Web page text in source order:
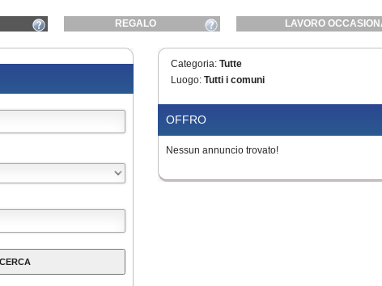
REGALO LAVORO
Categoria: Tutte
Luogo: Tutti i comuni
OFFRO
Nessun annuncio trovato!